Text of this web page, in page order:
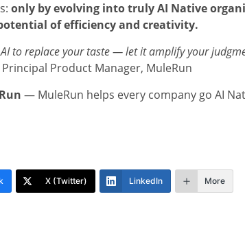
only by evolving into truly AI Native
of efficiency and creativity.
AI to replace your taste — let it amplify your
Product Manager, MuleRun
— MuleRun helps every company go AI
X (Twitter) LinkedIn More